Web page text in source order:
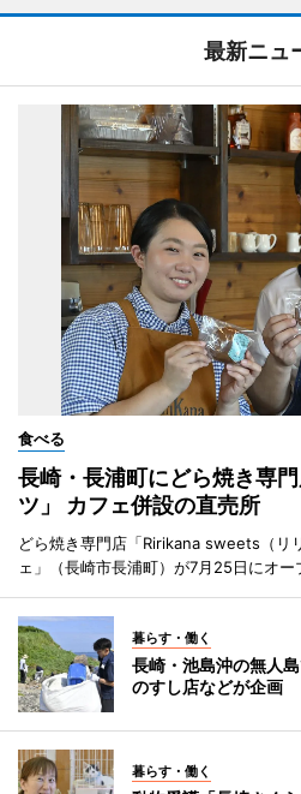
最新ニュ
食べる
長崎・長浦町にどら焼き専
ツ」 カフェ併設の直売所
どら焼き専門店「Ririkana sweets（リ
ェ」（長崎市長浦町）が7月25日にオー
暮らす・働く
長崎・池島沖の無人
のすし店などが企画
暮らす・働く